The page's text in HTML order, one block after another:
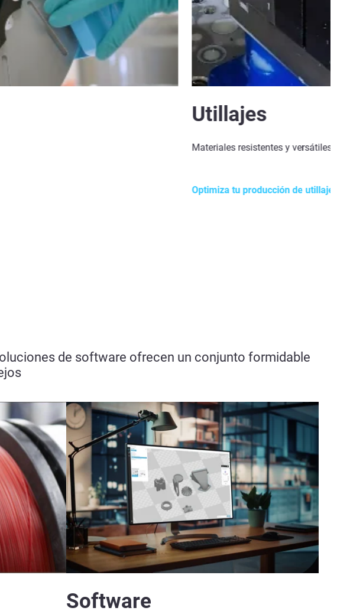
Utillajes
Materiales resistentes y
Optimiza tu producción de
de software ofrecen un conjunto formidable
Software